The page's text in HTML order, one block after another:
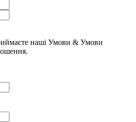
наші Умови & Умови